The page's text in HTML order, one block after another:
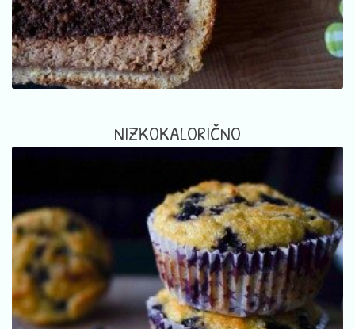
NIZKOKALORIČNO